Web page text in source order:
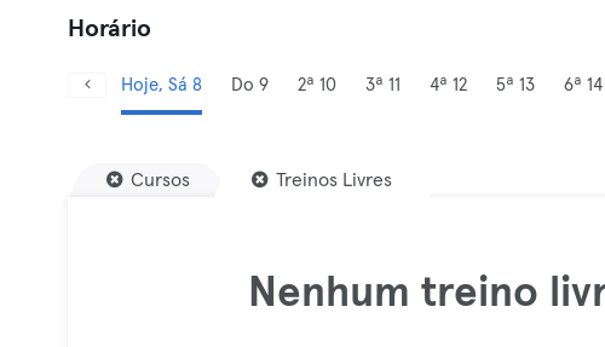
Horário
Hoje, Sá 8 Do 9 2ª 10 3ª 11 4ª 12 5ª 13 6ª 14
Cursos Treinos Livres
Nenhum treino